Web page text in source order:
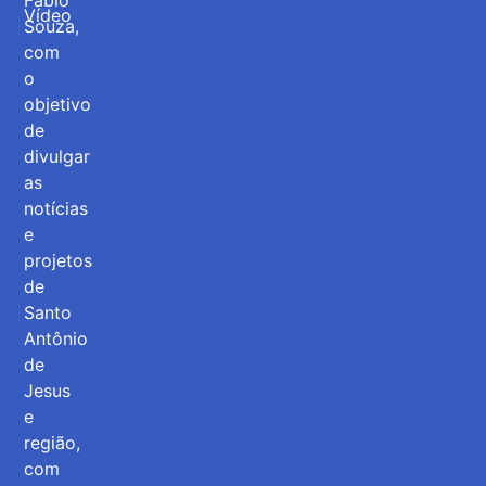
Souza,
com
o
objetivo
de
divulgar
as
notícias
e
projetos
de
Santo
Antônio
de
Jesus
e
região,
com
Vídeo